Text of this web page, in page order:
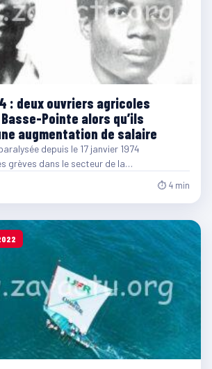
: deux ouvriers agricoles
Pointe alors qu’ils
augmentation de salaire
depuis le 17 janvier 1974
grèves dans le secteur de la…
⏱ 4 min